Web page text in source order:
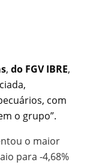
, do FGV IBRE,
com
o grupo”.
o maior
para -4,68%